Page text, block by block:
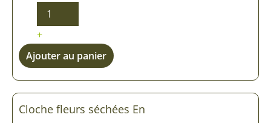
+
Ajouter au panier
Cloche fleurs séchées En